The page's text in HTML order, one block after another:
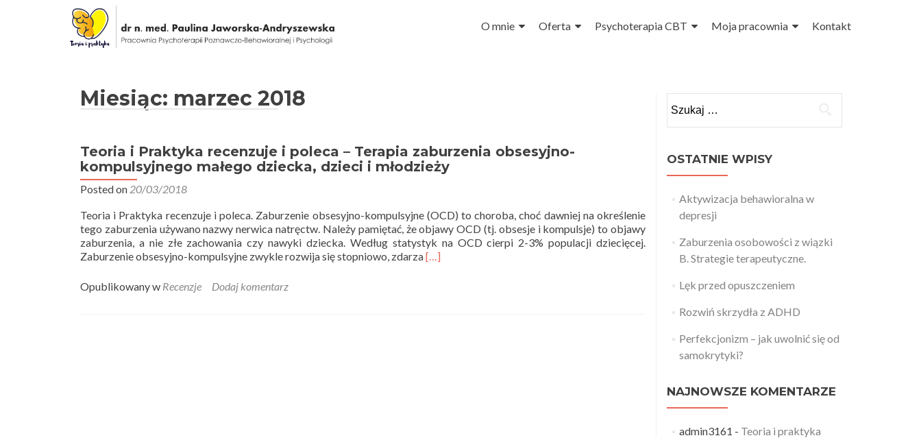
O mnie
Oferta Psychoterapia CBT Moja pracownia Kontakt
Miesiąc: marzec 2018
Teoria i Praktyka recenzuje i poleca – Terapia zaburzenia obsesyjno-
kompulsyjnego małego dziecka, dzieci i młodzieży
Posted on 20/03/2018
Teoria i Praktyka recenzuje i poleca. Zaburzenie obsesyjno-kompulsyjne (OCD) to choroba, choć dawniej na określenie
tego zaburzenia używano nazwy nerwica natręctw. Należy pamiętać, że objawy OCD (tj. obsesje i kompulsje) to objawy
zaburzenia, a nie złe zachowania czy nawyki dziecka. Według statystyk na OCD cierpi 2-3% populacji dziecięcej.
Zaburzenie obsesyjno-kompulsyjne zwykle rozwija się stopniowo, zdarzaRead
[…]
Opublikowany w Recenzje Dodaj komentarz
OSTATNIE WPISY
Aktywizacja behawioralna w
depresji
Zaburzenia osobowości z wiązki
B. Strategie terapeutyczne.
Lęk przed opuszczeniem
Rozwiń skrzydła z ADHD
Perfekcjonizm – jak uwolnić się od
samokrytyki?
NAJNOWSZE KOMENTARZE
admin3161 - Teoria i praktyka